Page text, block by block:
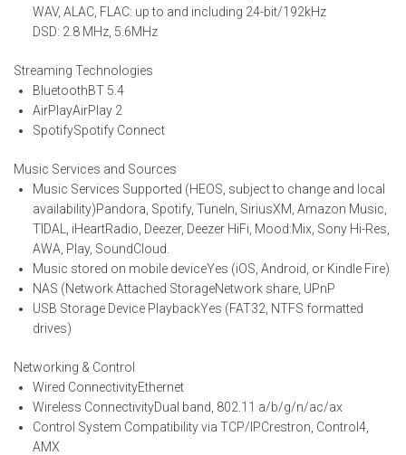
WAV, ALAC, FLAC: up to and including 24-bit/192kHz
DSD: 2.8 MHz, 5.6MHz
Streaming Technologies
BluetoothBT 5.4
AirPlayAirPlay 2
SpotifySpotify Connect
Music Services and Sources
Music Services Supported (HEOS, subject to change and local
availability)Pandora, Spotify, TuneIn, SiriusXM, Amazon Music,
TIDAL, iHeartRadio, Deezer, Deezer HiFi, Mood:Mix, Sony Hi-Res,
AWA, Play, SoundCloud.
Music stored on mobile deviceYes (iOS, Android, or Kindle Fire)
NAS (Network Attached StorageNetwork share, UPnP
USB Storage Device PlaybackYes (FAT32, NTFS formatted
drives)
Networking & Control
Wired ConnectivityEthernet
Wireless ConnectivityDual band, 802.11 a/b/g/n/ac/ax
Control System Compatibility via TCP/IPCrestron, Control4,
AMX